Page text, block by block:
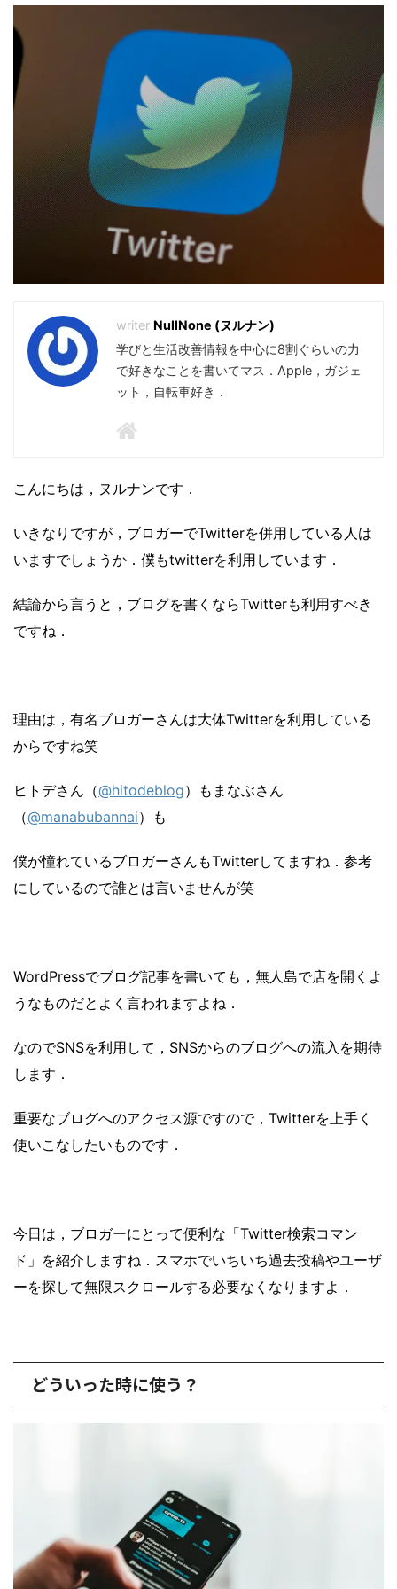
NullNone (ヌルナン)
学びと生活改善情報を中心に8割ぐらいの力
で好きなことを書いてマス．Apple，ガジェ
ット，自転車好き．
こんにちは，ヌルナンです．
いきなりですが，ブロガーでTwitterを併用している人は
いますでしょうか．僕もtwitterを利用しています．
結論から言うと，ブログを書くならTwitterも利用すべき
ですね．
理由は，有名ブロガーさんは大体Twitterを利用している
からですね笑
ヒトデさん（@hitodeblog）もまなぶさん
（@manabubannai）も
僕が憧れているブロガーさんもTwitterしてますね．参考
にしているので誰とは言いませんが笑
WordPressでブログ記事を書いても，無人島で店を開くよ
うなものだとよく言われますよね．
なのでSNSを利用して，SNSからのブログへの流入を期待
します．
重要なブログへのアクセス源ですので，Twitterを上手く
使いこなしたいものです．
今日は，ブロガーにとって便利な「Twitter検索コマン
ド」を紹介しますね．スマホでいちいち過去投稿やユーザ
ーを探して無限スクロールする必要なくなりますよ．
どういった時に使う？